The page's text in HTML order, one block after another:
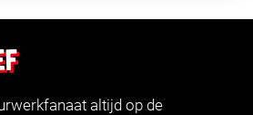
altijd op de